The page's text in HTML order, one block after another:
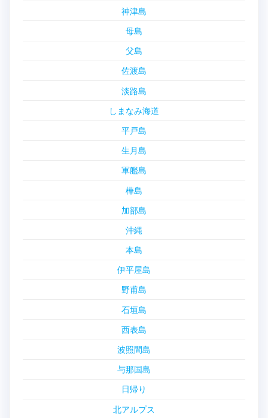
神津島
母島
父島
佐渡島
淡路島
しまなみ海道
平戸島
生月島
軍艦島
樺島
加部島
沖縄
本島
伊平屋島
野甫島
石垣島
西表島
波照間島
与那国島
日帰り
北アルプス